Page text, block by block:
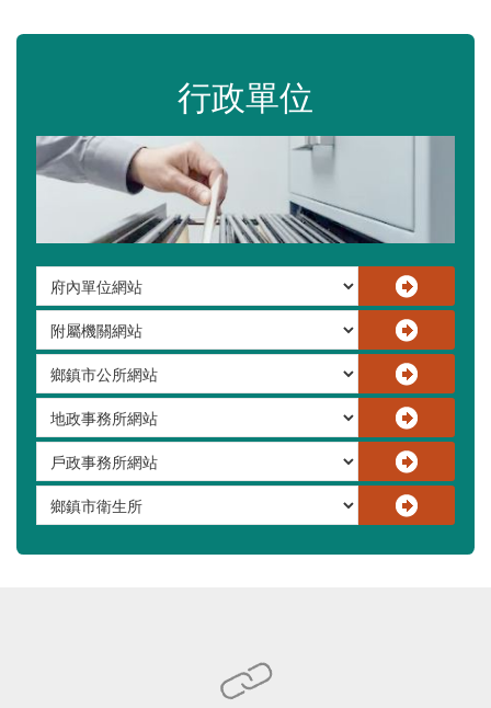
行政單位